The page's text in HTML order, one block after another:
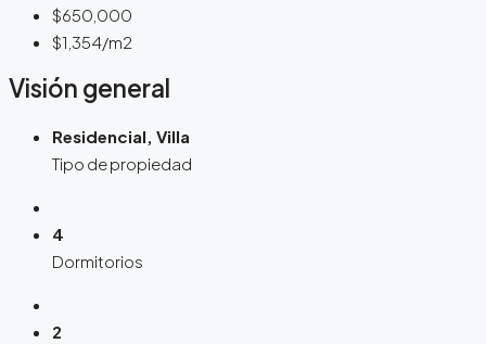
$650,000
$1,354/m2
Visión general
Residencial, Villa
Tipo de propiedad
4
Dormitorios
2